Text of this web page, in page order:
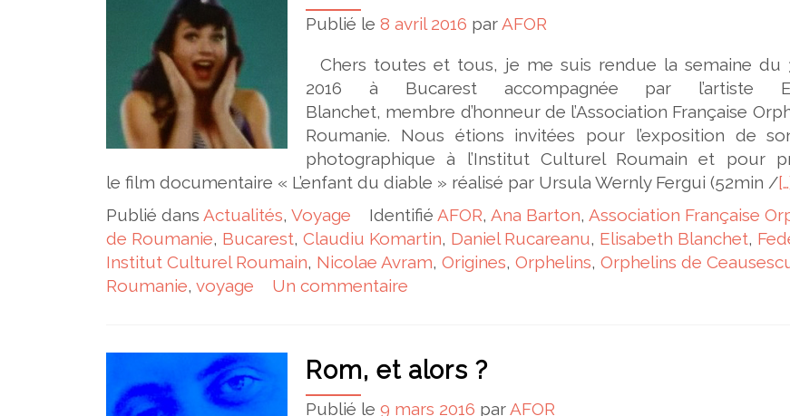
Publié le 8 avril 2016 par AFOR
Chers toutes et tous, je me suis rendue la semaine du
2016 à Bucarest accompagnée par l’artiste
Blanchet, membre d’honneur de l’Association Française
Roumanie. Nous étions invitées pour l’exposition de
photographique à l’Institut Culturel Roumain et pour
le film documentaire « L’enfant du diable » réalisé par Ursula Wernly Fergui (52min /
Publié dans Actualités, Voyage Identifié AFOR, Ana Barton, Association Française
de Roumanie, Bucarest, Claudiu Komartin, Daniel Rucareanu, Elisabeth Blanchet,
Institut Culturel Roumain, Nicolae Avram, Origines, Orphelins, Orphelins de
Roumanie, voyage Un commentaire
Rom, et alors ?
Publié le 9 mars 2016 par AFOR